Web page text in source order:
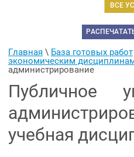
ВСЕ
Главная \ База готовых работ
экономическим
администрирование
Публичное
учебная